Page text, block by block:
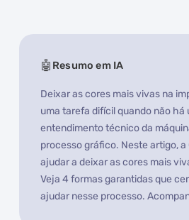
Resumo em IA
Deixar as cores mais vivas na
uma tarefa difícil quando não há
entendimento técnico da
processo gráfico. Neste artigo, a
ajudar a deixar as cores mais
Veja 4 formas garantidas que
ajudar nesse processo.